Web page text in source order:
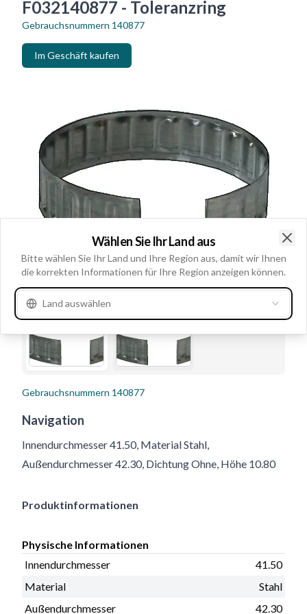
F032140877 - Toleranzring
Gebrauchsnummern 140877
Im Geschäft kaufen
Gebrauchsnummern 140877
Navigation
Innendurchmesser 41.50, Material Stahl,
Außendurchmesser 42.30, Dichtung Ohne, Höhe 10.80
Produktinformationen
Physische Informationen
Innendurchmesser
41.50
Material
Stahl
Außendurchmesser
42.30
Wählen Sie Ihr Land aus
Bitte wählen Sie Ihr Land und Ihre Region aus, damit wir Ihnen
die korrekten Informationen für Ihre Region anzeigen können.
Land auswählen